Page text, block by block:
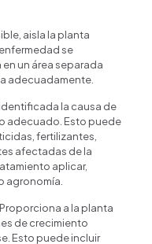
aisla la planta
se
un área separada
adecuadamente.
la causa de
adecuado. Esto puede
fertilizantes,
afectadas de la
aplicar,
agronomía.
Proporciona a la planta
de crecimiento
Esto puede incluir